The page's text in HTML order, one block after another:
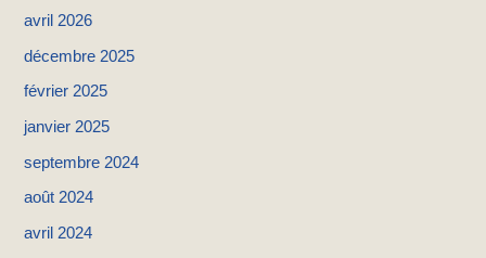
e
r
c
h
e
avril 2026
décembre 2025
février 2025
janvier 2025
septembre 2024
août 2024
avril 2024